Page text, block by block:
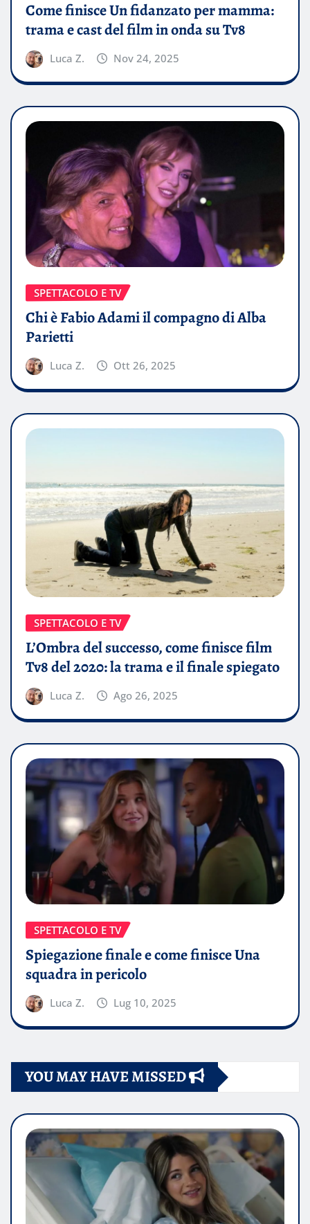
Come finisce Un fidanzato per mamma:
trama e cast del film in onda su Tv8
Luca Z. Nov 24, 2025
SPETTACOLO E TV
Chi è Fabio Adami il compagno di Alba
Parietti
Luca Z. Ott 26, 2025
SPETTACOLO E TV
L’Ombra del successo, come finisce film
Tv8 del 2020: la trama e il finale spiegato
Luca Z. Ago 26, 2025
SPETTACOLO E TV
Spiegazione finale e come finisce Una
squadra in pericolo
Luca Z. Lug 10, 2025
YOU MAY HAVE MISSED